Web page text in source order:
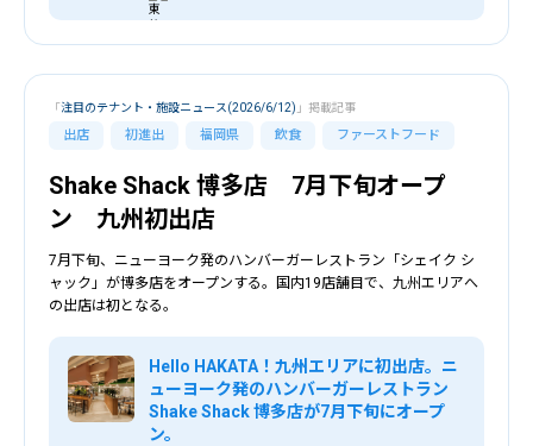
出店 初進出 福岡県 飲食 ファーストフード
「注目のテナント・施設ニュース(2026/6/12) 」掲載記事
Shake Shack 博多店 7月下旬オープ
ン 九州初出店
7月下旬、ニューヨーク発のハンバーガーレストラン「シェイク シ
ャック」が博多店をオープンする。国内19店舗目で、九州エリアへ
の出店は初となる。
Hello HAKATA！九州エリアに初出店。ニ
ューヨーク発のハンバーガーレストラン
Shake Shack 博多店が7月下旬にオープ
ン。